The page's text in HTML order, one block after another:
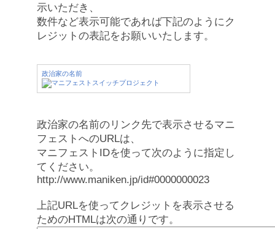
示いただき、
数件など表示可能であれば下記のようにク
レジットの表記をお願いいたします。
政治家の名前
政治家の名前のリンク先で表示させるマニ
フェストへのURLは、
マニフェストIDを使って次のように指定し
てください。
http://www.maniken.jp/id#0000000023
上記URLを使ってクレジットを表示させる
ためのHTMLは次の通りです。